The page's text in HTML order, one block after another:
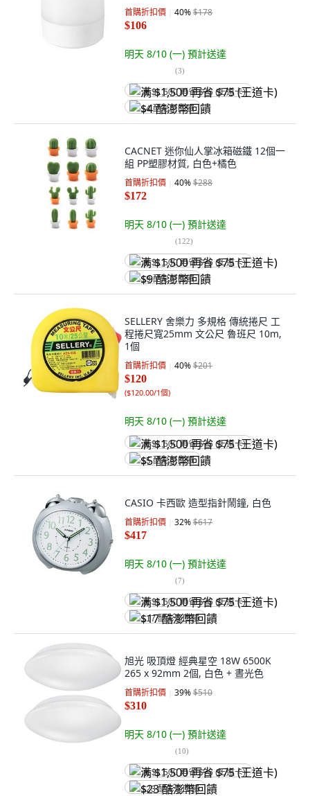
首購折扣價 40%$178
$106
明天 8/10 (一) 預計送達
(3)
满 $1,500 再省 $75 (王道卡)
$4 酷澎幣回饋
CACNET 迷你仙人掌冰箱磁鐵 12個一
組 PP塑膠材質, 白色+橘色
首購折扣價 40%$288
$172
明天 8/10 (一) 預計送達
(122)
满 $1,500 再省 $75 (王道卡)
$9 酷澎幣回饋
SELLERY 舍樂力 多規格 傳統捲尺 工
程捲尺寬25mm 文公尺 魯班尺 10m,
1個
首購折扣價 40%$201
$120
($120.00/1個)
明天 8/10 (一) 預計送達
满 $1,500 再省 $75 (王道卡)
$5 酷澎幣回饋
CASIO 卡西歐 造型指針鬧鐘, 白色
首購折扣價 32%$617
$417
明天 8/10 (一) 預計送達
(7)
满 $1,500 再省 $75 (王道卡)
$17 酷澎幣回饋
旭光 吸頂燈 經典星空 18W 6500K
265 x 92mm 2個, 白色 + 晝光色
首購折扣價 39%$510
$310
明天 8/10 (一) 預計送達
(10)
满 $1,500 再省 $75 (王道卡)
$23 酷澎幣回饋